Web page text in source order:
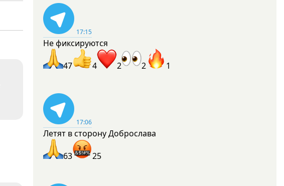
17:15
Не фиксируются
47 4 2 2 1
17:06
Летят в сторону Доброслава
63 25